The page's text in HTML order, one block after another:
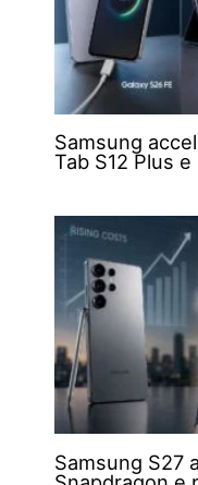
Samsung
Tab S12 Plus
Samsung S27